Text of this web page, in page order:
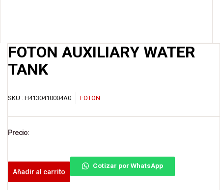
FOTON AUXILIARY WATER
TANK
SKU : H4130410004A0 FOTON
Precio:
Añadir al carrito
Cotizar por WhatsApp